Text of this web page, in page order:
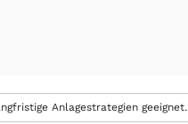
Anlagestrategien geeignet.